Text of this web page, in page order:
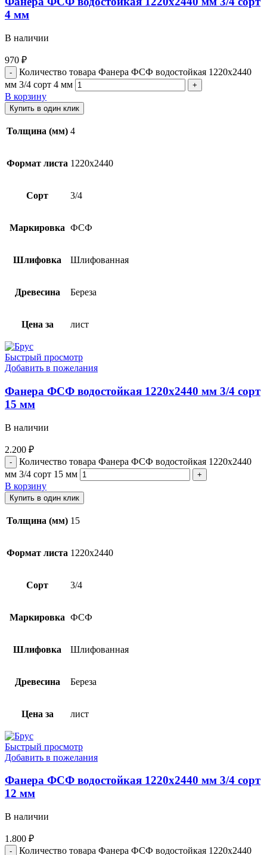
4 мм
В наличии
970 ₽
Количество товара Фанера ФСФ водостойкая 1220х2440
мм 3/4 сорт 4 мм
В корзину
Купить в один клик
Толщина (мм) 4
Формат листа 1220х2440
Сорт 3/4
Маркировка ФСФ
Шлифовка Шлифованная
Древесина Береза
Цена за лист
Быстрый просмотр
Добавить в пожелания
Фанера ФСФ водостойкая 1220х2440 мм 3/4 сорт
15 мм
В наличии
2.200 ₽
Количество товара Фанера ФСФ водостойкая 1220х2440
мм 3/4 сорт 15 мм
В корзину
Купить в один клик
Толщина (мм) 15
Формат листа 1220х2440
Сорт 3/4
Маркировка ФСФ
Шлифовка Шлифованная
Древесина Береза
Цена за лист
Быстрый просмотр
Добавить в пожелания
Фанера ФСФ водостойкая 1220х2440 мм 3/4 сорт
12 мм
В наличии
1.800 ₽
Количество товара Фанера ФСФ водостойкая 1220х2440